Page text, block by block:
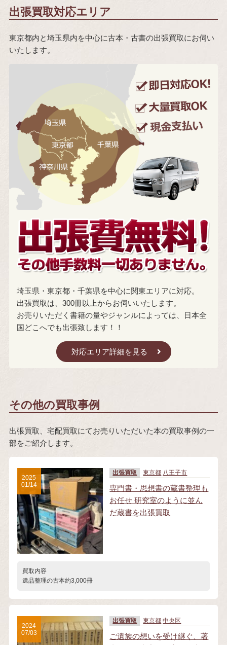
出張買取対応エリア
東京都内と埼玉県内を中心に古本・古書の出張買取にお伺い
いたします。
埼玉県・東京都・千葉県を中心に関東エリアに対応。
出張買取は、300冊以上からお伺いいたします。
お売りいただく書籍の量やジャンルによっては、日本全
国どこへでも出張致します！！
対応エリア詳細を見る
その他の買取事例
出張買取、宅配買取にてお売りいただいた本の買取事例の一
部をご紹介します。
出張買取 東京都 八王子市
専門書・思想書の蔵書整理も
お任せ 研究室のように並ん
だ蔵書を出張買取
買取内容
遺品整理の古本約3,000冊
2025
01/14
出張買取 東京都 中央区
ご遺族の想いを受け継ぐ、著
2024
07/03